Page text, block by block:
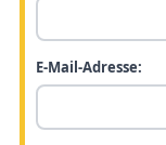
E-Mail-Adresse: